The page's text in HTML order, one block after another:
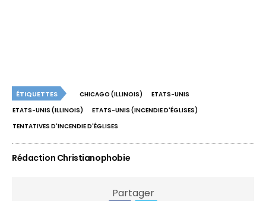
ÉTIQUETTES CHICAGO (ILLINOIS)
ETATS-UNIS
ETATS-UNIS (ILLINOIS)
ETATS-UNIS (INCENDIE D'ÉGLISES)
TENTATIVES D'INCENDIE D'ÉGLISES
Rédaction Christianophobie
Partager